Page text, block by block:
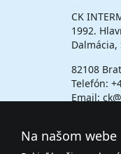
CK
1992.
Dalmácia,
82108
Telefón:
Email:
Na našom